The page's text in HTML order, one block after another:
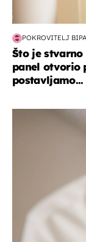
POKROVITELJ BIPA
Što je
panel otvorio
postavljamo...
moda & ljepota